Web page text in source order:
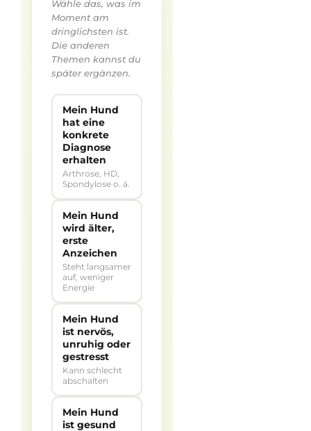
Wähle das, was im
Moment am
dringlichsten ist.
Die anderen
Themen kannst du
später ergänzen.
Mein Hund
hat eine
konkrete
Diagnose
erhalten
Arthrose, HD,
Spondylose o. ä.
Mein Hund
wird älter,
erste
Anzeichen
Steht langsamer
auf, weniger
Energie
Mein Hund
ist nervös,
unruhig oder
gestresst
Kann schlecht
abschalten
Mein Hund
ist gesund